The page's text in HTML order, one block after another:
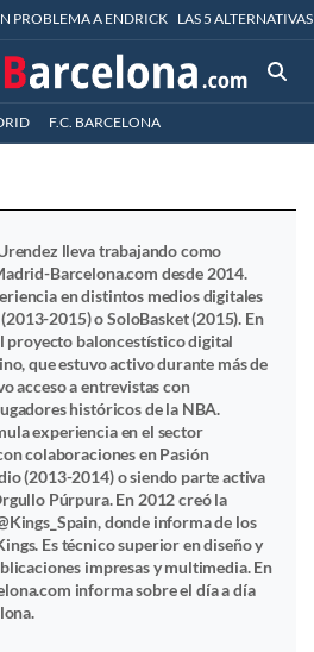
PROBLEMA A ENDRICK LAS 5
F.C. BARCELONA
lleva trabajando como
Barcelona.com desde 2014.
en distintos medios digitales
2015) o SoloBasket (2015). En
proyecto baloncestístico digital
que estuvo activo durante más de
acceso a entrevistas con
históricos de la NBA.
experiencia en el sector
colaboraciones en Pasión
(2013-2014) o siendo parte activa
Púrpura. En 2012 creó la
donde informa de los
Es técnico superior en diseño y
impresas y multimedia. En
informa sobre el día a día